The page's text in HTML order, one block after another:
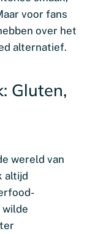
voor fans
over het
alternatief.
Gluten,
wereld van
altijd